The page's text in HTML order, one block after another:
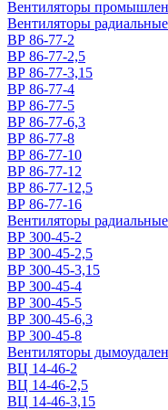
Вентиляторы
Вентиляторы
ВР 86-77-2
ВР 86-77-2,5
ВР 86-77-3,15
ВР 86-77-4
ВР 86-77-5
ВР 86-77-6,3
ВР 86-77-8
ВР 86-77-10
ВР 86-77-12
ВР 86-77-12,5
ВР 86-77-16
Вентиляторы
ВР 300-45-2
ВР 300-45-2,5
ВР 300-45-3,15
ВР 300-45-4
ВР 300-45-5
ВР 300-45-6,3
ВР 300-45-8
Вентиляторы
ВЦ 14-46-2
ВЦ 14-46-2,5
ВЦ 14-46-3,15